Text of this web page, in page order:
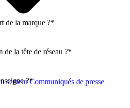
secteurCommuniqués de presse
de la marque ?*
de la tête de réseau ?*
?*